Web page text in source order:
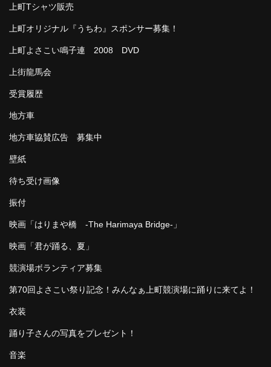
上町Tシャツ販売
上町オリジナル『うちわ』スポンサー募集！
上町よさこい鳴子連 2008 DVD
上街龍馬会
受賞履歴
地方車
地方車協賛広告 募集中
壁紙
待ち受け画像
振付
映画「はりまや橋 -The Harimaya Bridge-」
映画「君が踊る、夏」
競演場ボランティア募集
第70回よさこい祭り記念！みんなぁ上町競演場に踊りに来てよ！
衣装
踊り子さんの写真をプレゼント！
音楽